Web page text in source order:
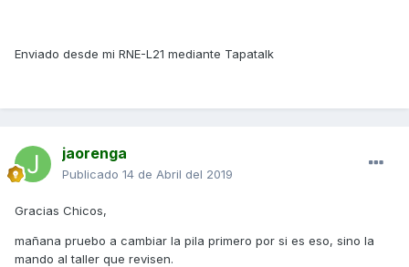
Enviado desde mi RNE-L21 mediante Tapatalk
jaorenga
Publicado 14 de Abril del 2019
Gracias Chicos,
mañana pruebo a cambiar la pila primero por si es eso, sino la
mando al taller que revisen.